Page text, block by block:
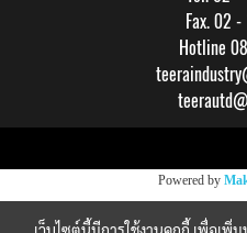
Fax. 02
Hotline
Powered by